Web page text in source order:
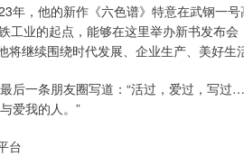
年，他的新作《六色谱》特意在武钢一
业的起点，能够在这里举办新书发布会
继续围绕时代发展、企业生产、美好生
后一条朋友圈写道：“活过，爱过，写
爱我的人。”
台